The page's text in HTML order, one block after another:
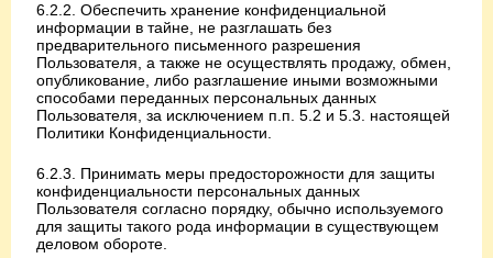
6.2.2. Обеспечить хранение конфиденциальной
информации в тайне, не разглашать без
предварительного письменного разрешения
Пользователя, а также не осуществлять продажу, обмен,
опубликование, либо разглашение иными возможными
способами переданных персональных данных
Пользователя, за исключением п.п. 5.2 и 5.3. настоящей
Политики Конфиденциальности.
6.2.3. Принимать меры предосторожности для защиты
конфиденциальности персональных данных
Пользователя согласно порядку, обычно используемого
для защиты такого рода информации в существующем
деловом обороте.